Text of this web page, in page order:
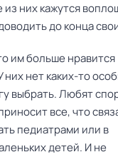
из них кажутся
до конца
им больше нравится
нет каких-то
выбрать. Любят
все, что
педиатрами или в
детей. И не